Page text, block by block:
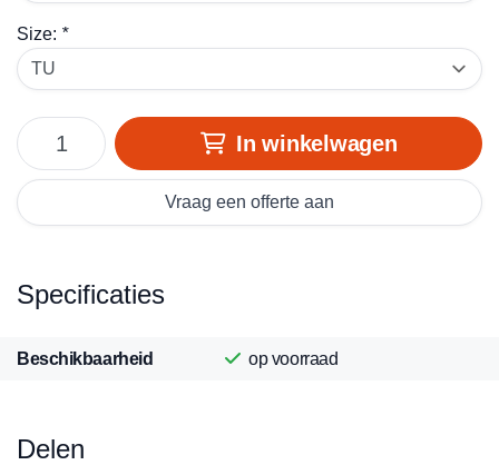
Size: *
In winkelwagen
Vraag een offerte aan
Specificaties
Beschikbaarheid op voorraad
Delen